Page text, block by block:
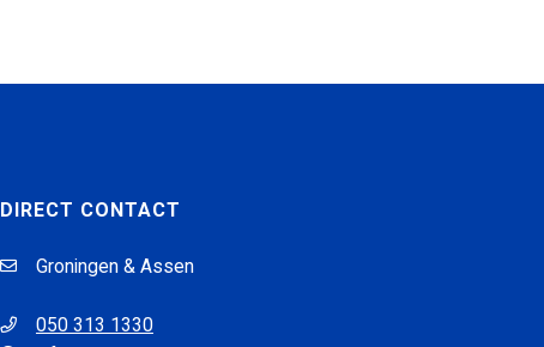
DIRECT CONTACT
Groningen & Assen
050 313 1330